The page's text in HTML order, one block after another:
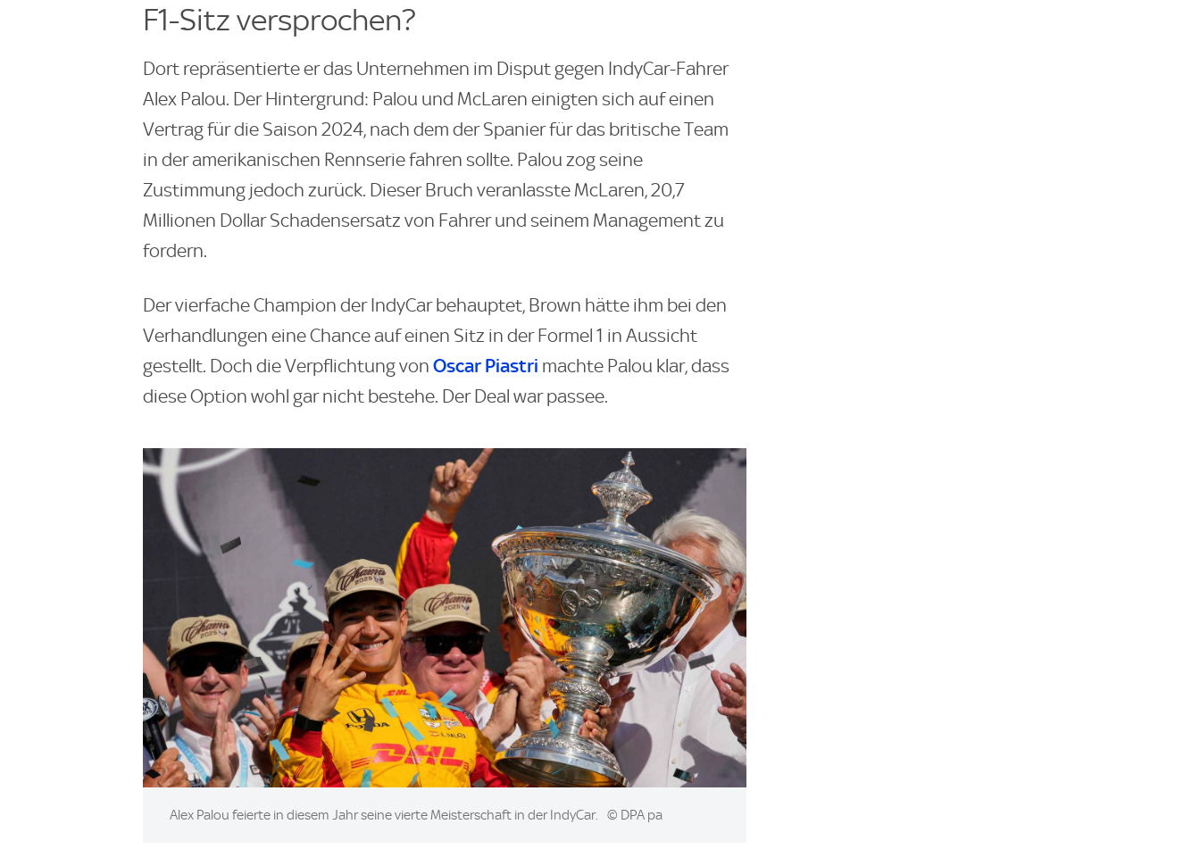
F1-Sitz versprochen?
Dort repräsentierte er das Unternehmen im Disput gegen IndyCar-Fahrer
Alex Palou. Der Hintergrund: Palou und McLaren einigten sich auf einen
Vertrag für die Saison 2024, nach dem der Spanier für das britische Team
in der amerikanischen Rennserie fahren sollte. Palou zog seine
Zustimmung jedoch zurück. Dieser Bruch veranlasste McLaren, 20,7
Millionen Dollar Schadensersatz von Fahrer und seinem Management zu
fordern.
Der vierfache Champion der IndyCar behauptet, Brown hätte ihm bei den
Verhandlungen eine Chance auf einen Sitz in der Formel 1 in Aussicht
gestellt. Doch die Verpflichtung von Oscar Piastri machte Palou klar, dass
diese Option wohl gar nicht bestehe. Der Deal war passee.
Image:
Alex Palou feierte in diesem Jahr seine vierte Meisterschaft in der IndyCar. © DPA pa